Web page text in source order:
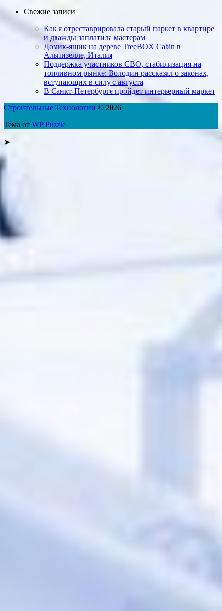
Свежие записи
Как я отреставриро­вала старый паркет в квартире
и дважды заплатила мастерам
Домик-ящик на дереве TreeBOX Cabin в
Альпизелле, Италия
Поддержка участников СВО, стабилизация на
топливном рынке: Володин рассказал о законах,
вступающих в силу с августа
В Санкт-Петербурге пройдет интерьерный маркет
Строительные Технологии © 2026
Тема от WP Puzzle
➤